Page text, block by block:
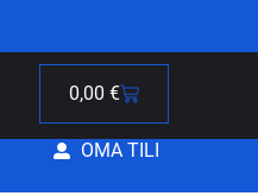
0,00 €
OMA TILI